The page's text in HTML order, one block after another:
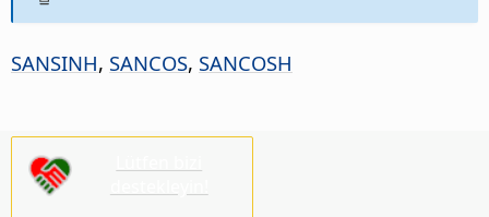
SANSINH, SANCOS, SANCOSH